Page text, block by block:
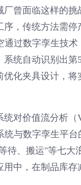
厂曾面临这样的挑
序，传统方法需停
通过数字孪生技术
系统自动识别出第
优化夹具设计，将
统对价值流分析（
统与数字孪生平
待、搬运"等七大
用中，在制品库存